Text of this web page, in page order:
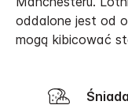
oddalone jest od
mogą kibicować